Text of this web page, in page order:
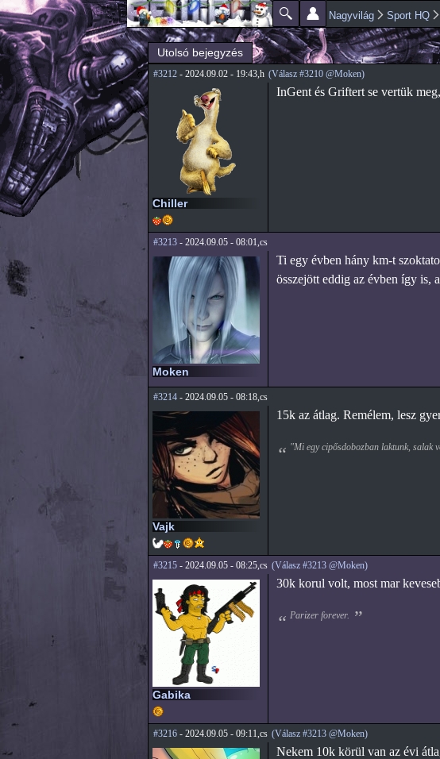
Főmenü
Jelenlegi hely Nagyvilág Sport HQ
Utolsó bejegyzés
#3212- 2024.09.02 - 19:43,h (Válasz #3210 @Moken)
Chiller
InGent és Griftert se vertük
#3213- 2024.09.05 - 08:01,cs
Moken
Ti egy évben hány km-t
összejött eddig az évben így is,
#3214- 2024.09.05 - 08:18,cs
Vajk
15k az átlag. Remélem, lesz
"Mi egy cipősdobozban laktunk, salak
#3215- 2024.09.05 - 08:25,cs (Válasz #3213 @Moken)
Gabika
30k korul volt, most mar
Parizer forever.
#3216- 2024.09.05 - 09:11,cs (Válasz #3213 @Moken)
Nekem 10k körül van az évi